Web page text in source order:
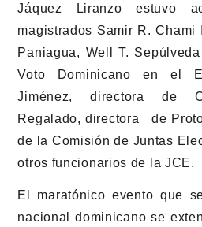
Jáquez Liranzo estuvo
magistrados Samir R.
Paniagua, Well T.
Voto Dominicano en el
Jiménez, directora de
Regalado, directora de
de la Comisión de Juntas
otros funcionarios de la JCE.
El maratónico evento que
nacional dominicano se